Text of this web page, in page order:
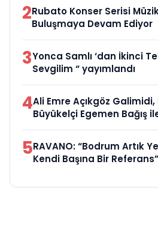
2Rubato Konser Serisi
Buluşmaya Devam Ediyor
3Yonca Samlı ‘dan İkinci
Sevgilim “ yayımlandı
4Ali Emre Açıkgöz Galimidi,
Büyükelçi Egemen Bağış
5RAVANO: “Bodrum Artık
Kendi Başına Bir Referans”